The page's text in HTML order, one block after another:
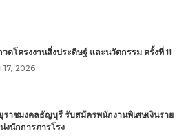
ดโครงงานสิ่งประดิษฐ์ และนวัตกรรม ครั้งที่ 11
17, 2026
ราชมงคลธัญบุรี รับสมัครพนักงานพิเศษเงินราย
งนักการภารโรง